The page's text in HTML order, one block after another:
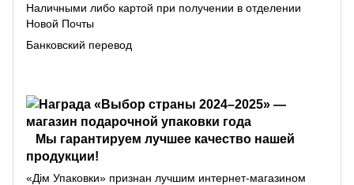
Наличными либо картой при получении в отделении
Новой Почты
Банковский перевод
Мы гарантируем лучшее качество нашей
продукции!
«Дім Упаковки» признан лучшим интернет-магазином